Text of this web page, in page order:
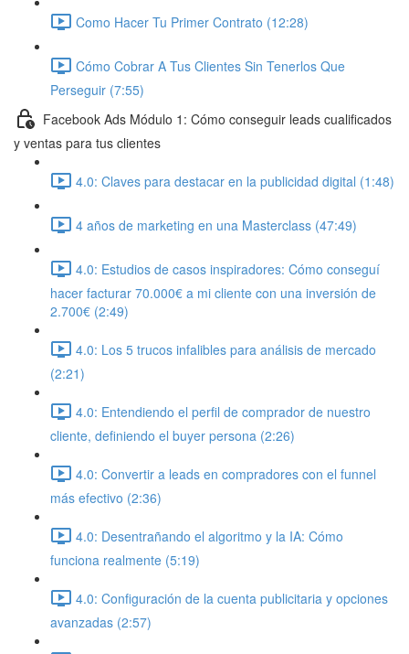
Como Hacer Tu Primer Contrato (12:28)
Cómo Cobrar A Tus Clientes Sin Tenerlos Que
Perseguir (7:55)
Facebook Ads Módulo 1: Cómo conseguir leads cualificados
y ventas para tus clientes
4.0: Claves para destacar en la publicidad digital (1:48)
4 años de marketing en una Masterclass (47:49)
4.0: Estudios de casos inspiradores: Cómo conseguí
hacer facturar 70.000€ a mi cliente con una inversión de
2.700€ (2:49)
4.0: Los 5 trucos infalibles para análisis de mercado
(2:21)
4.0: Entendiendo el perfil de comprador de nuestro
cliente, definiendo el buyer persona (2:26)
4.0: Convertir a leads en compradores con el funnel
más efectivo (2:36)
4.0: Desentrañando el algoritmo y la IA: Cómo
funciona realmente (5:19)
4.0: Configuración de la cuenta publicitaria y opciones
avanzadas (2:57)